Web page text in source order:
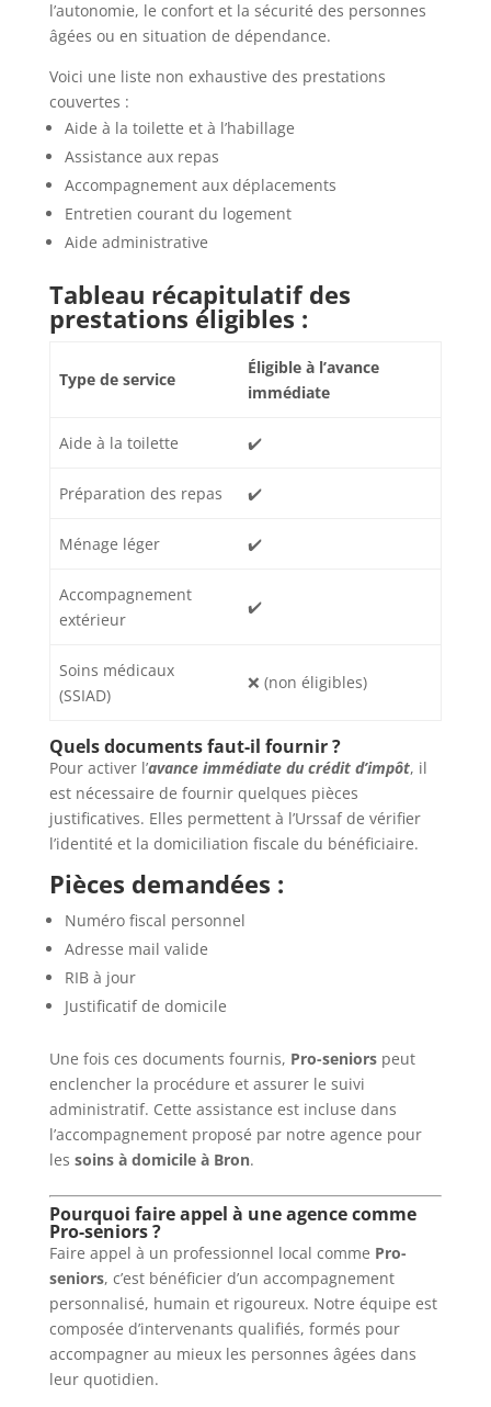
l’autonomie, le confort et la sécurité des personnes
âgées ou en situation de dépendance.
Voici une liste non exhaustive des prestations
couvertes :
Aide à la toilette et à l’habillage
Assistance aux repas
Accompagnement aux déplacements
Entretien courant du logement
Aide administrative
Tableau récapitulatif des
prestations éligibles :
Type de service
Éligible à l’avance
immédiate
Aide à la toilette ✔️
Préparation des repas ✔️
Ménage léger ✔️
Accompagnement
extérieur
✔️
Soins médicaux
(SSIAD)
❌ (non éligibles)
Quels documents faut-il fournir ?
Pour activer l’avance immédiate du crédit d’impôt, il
est nécessaire de fournir quelques pièces
justificatives. Elles permettent à l’Urssaf de vérifier
l’identité et la domiciliation fiscale du bénéficiaire.
Pièces demandées :
Numéro fiscal personnel
Adresse mail valide
RIB à jour
Justificatif de domicile
Une fois ces documents fournis, Pro-seniorspeut
enclencher la procédure et assurer le suivi
administratif. Cette assistance est incluse dans
l’accompagnement proposé par notre agence pour
les soins à domicile à Bron.
Pourquoi faire appel à une agence comme
Pro-seniors ?
Faire appel à un professionnel local comme Pro-
seniors, c’est bénéficier d’un accompagnement
personnalisé, humain et rigoureux. Notre équipe est
composée d’intervenants qualifiés, formés pour
accompagner au mieux les personnes âgées dans
leur quotidien.